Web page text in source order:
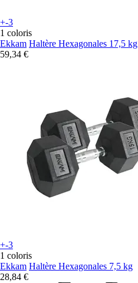
+-3
1 coloris
Ekkam Haltère Hexagonales 17,5 kg
59,34 €
+-3
1 coloris
Ekkam Haltère Hexagonales 7,5 kg
28,84 €